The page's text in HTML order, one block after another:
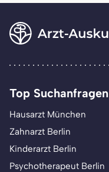
Top Suchanfragen
Hausarzt München
Zahnarzt Berlin
Kinderarzt Berlin
Psychotherapeut Berlin